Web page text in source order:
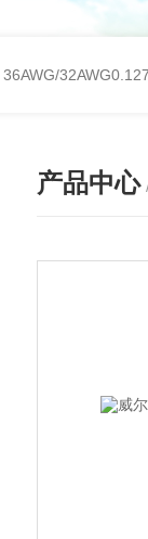
36AWG/
产品中心